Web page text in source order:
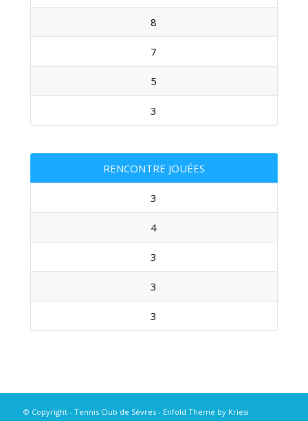
8
7
5
3
RENCONTRE JOUÉES
3
4
3
3
3
© Copyright - Tennis Club de Sèvres - Enfold Theme by Kriesi